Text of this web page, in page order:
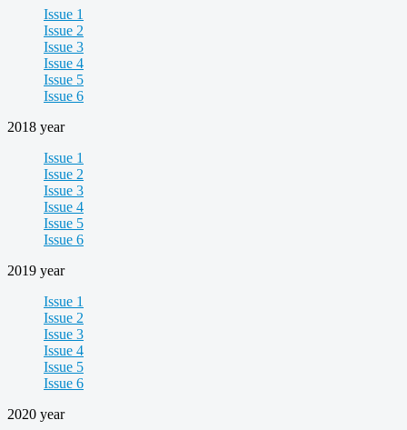
Issue 1
Issue 2
Issue 3
Issue 4
Issue 5
Issue 6
2018 year
Issue 1
Issue 2
Issue 3
Issue 4
Issue 5
Issue 6
2019 year
Issue 1
Issue 2
Issue 3
Issue 4
Issue 5
Issue 6
2020 year